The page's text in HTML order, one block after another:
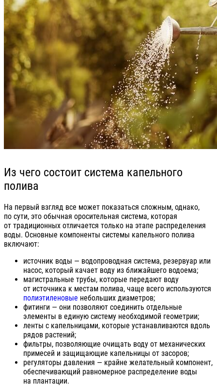
Из чего состоит система капельного
полива
На первый взгляд все может показаться сложным, однако,
по сути, это обычная оросительная система, которая
от традиционных отличается только на этапе распределения
воды. Основные компоненты системы капельного полива
включают:
источник воды — водопроводная система, резервуар или
насос, который качает воду из ближайшего водоема;
магистральные трубы, которые передают воду
от источника к местам полива, чаще всего используются
полиэтиленовые небольших диаметров;
фитинги — они позволяют соединить отдельные
элементы в единую систему необходимой геометрии;
ленты с капельницами, которые устанавливаются вдоль
рядов растений;
фильтры, позволяющие очищать воду от механических
примесей и защищающие капельницы от засоров;
регуляторы давления — крайне желательный компонент,
обеспечивающий равномерное распределение воды
на плантации.